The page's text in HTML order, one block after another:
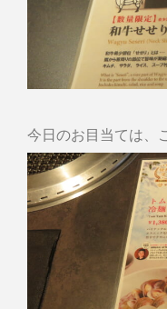
今日のお目当ては、